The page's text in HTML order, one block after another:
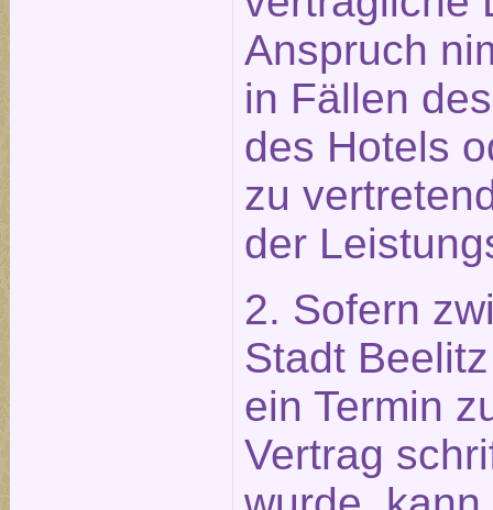
Anspruch
in Fällen
des Hotels
zu
der
2. Sofern
Stadt
ein Termin
Vertrag